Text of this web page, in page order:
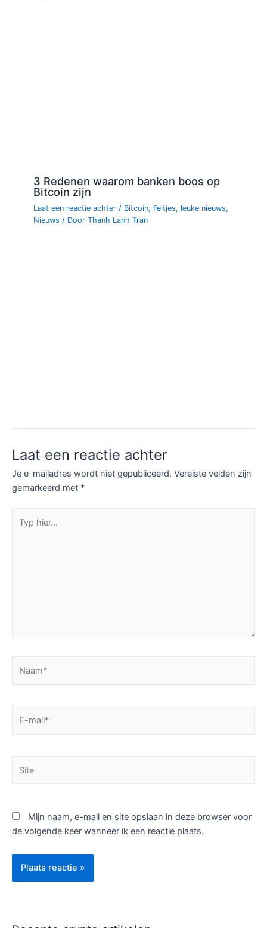
3 Redenen waarom banken boos op
Bitcoin zijn
Laat een reactie achter / Bitcoin, Feitjes, leuke nieuws,
Nieuws / DoorThanh Lanh Tran
Laat een reactie achter
Je e-mailadres wordt niet gepubliceerd. Vereiste velden zijn
gemarkeerd met *
hier...
mail*
Mijn naam, e-mail en site opslaan in deze browser voor
de volgende keer wanneer ik een reactie plaats.